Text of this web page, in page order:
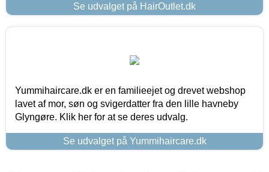
Se udvalget på HairOutlet.dk
Yummihaircare.dk er en familieejet og drevet webshop
lavet af mor, søn og svigerdatter fra den lille havneby
Glyngøre. Klik her for at se deres udvalg.
Se udvalget på Yummihaircare.dk